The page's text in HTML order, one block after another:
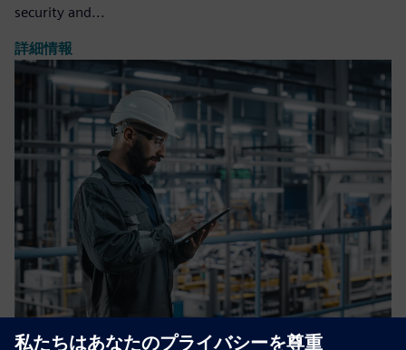
security and...
詳細情報